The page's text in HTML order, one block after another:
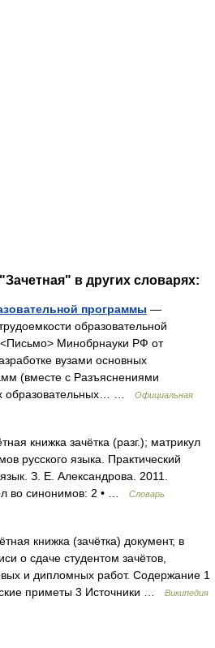
в других словарях:
программы —
образовательной
Минобрнауки РФ от
вузами основных
(вместе с Разъяснениями
образовательных… …
Официальная
книжка зачётка (разг.); матрикул
русского языка. Практический
З. Е. Александрова. 2011.
во синонимов: 2 • …
Словарь
книжка (зачётка) документ, в
о сдаче студентом зачётов,
и дипломных работ. Содержание 1
приметы 3 Источники …
Википедия